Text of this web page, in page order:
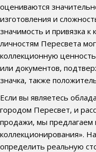
оцениваются
изготовления и
значимость и привязка
личностям Пересвета
коллекционную
или документов,
значка, также
Если вы являетесь
городом Пересвет, и
продажи, мы предлагаем
коллекционирования».
определить реальную